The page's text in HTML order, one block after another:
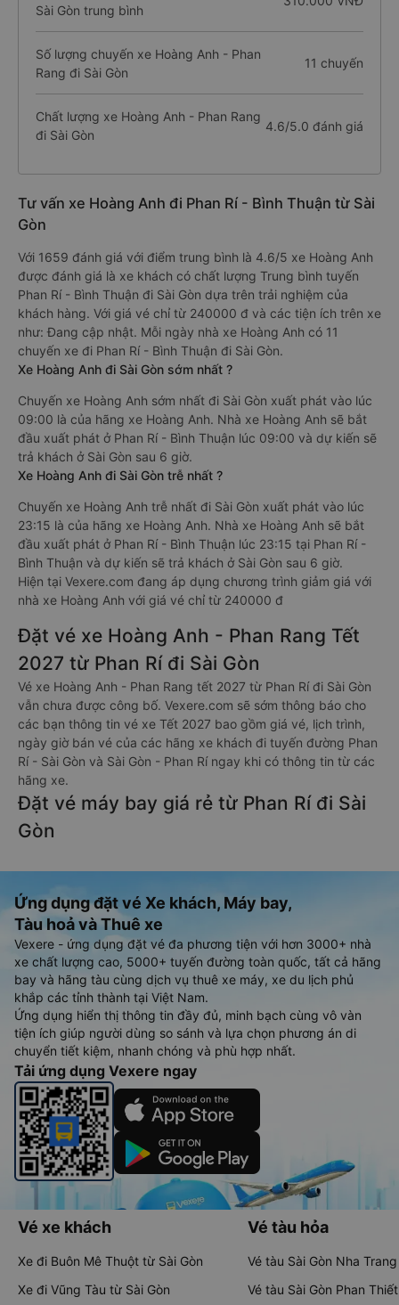
Sài Gòn trung bình
Số lượng chuyến xe Hoàng Anh - Phan
Rang đi Sài Gòn
11 chuyến
Chất lượng xe Hoàng Anh - Phan Rang
đi Sài Gòn
4.6/5.0 đánh giá
Tư vấn xe Hoàng Anh đi Phan Rí - Bình Thuận từ Sài
Gòn
Với 1659 đánh giá với điểm trung bình là 4.6/5 xe Hoàng Anh
được đánh giá là xe khách có chất lượng Trung bình tuyến
Phan Rí - Bình Thuận đi Sài Gòn dựa trên trải nghiệm của
khách hàng. Với giá vé chỉ từ 240000 đ và các tiện ích trên xe
như: Đang cập nhật. Mỗi ngày nhà xe Hoàng Anh có 11
chuyến xe đi Phan Rí - Bình Thuận đi Sài Gòn.
Xe Hoàng Anh đi Sài Gòn sớm nhất ?
Chuyến xe Hoàng Anh sớm nhất đi Sài Gòn xuất phát vào lúc
09:00 là của hãng xe Hoàng Anh. Nhà xe Hoàng Anh sẽ bắt
đầu xuất phát ở Phan Rí - Bình Thuận lúc 09:00 và dự kiến sẽ
trả khách ở Sài Gòn sau 6 giờ.
Xe Hoàng Anh đi Sài Gòn trễ nhất ?
Chuyến xe Hoàng Anh trễ nhất đi Sài Gòn xuất phát vào lúc
23:15 là của hãng xe Hoàng Anh. Nhà xe Hoàng Anh sẽ bắt
đầu xuất phát ở Phan Rí - Bình Thuận lúc 23:15 tại Phan Rí -
Bình Thuận và dự kiến sẽ trả khách ở Sài Gòn sau 6 giờ.
Hiện tại Vexere.com đang áp dụng chương trình giảm giá với
nhà xe Hoàng Anh với giá vé chỉ từ 240000 đ
Đặt vé xe Hoàng Anh - Phan Rang Tết
2027 từ Phan Rí đi Sài Gòn
Vé xe Hoàng Anh - Phan Rang tết 2027 từ Phan Rí đi Sài Gòn
vẫn chưa được công bố. Vexere.com sẽ sớm thông báo cho
các bạn thông tin vé xe Tết 2027 bao gồm giá vé, lịch trình,
ngày giờ bán vé của các hãng xe khách đi tuyến đường Phan
Rí - Sài Gòn và Sài Gòn - Phan Rí ngay khi có thông tin từ các
hãng xe.
Đặt vé máy bay giá rẻ từ Phan Rí đi Sài
Gòn
Ứng dụng đặt vé Xe khách, Máy bay,
Tàu hoả và Thuê xe
Vexere - ứng dụng đặt vé đa phương tiện với hơn 3000+ nhà
xe chất lượng cao, 5000+ tuyến đường toàn quốc, tất cả hãng
bay và hãng tàu cùng dịch vụ thuê xe máy, xe du lịch phủ
khắp các tỉnh thành tại Việt Nam.
Ứng dụng hiển thị thông tin đầy đủ, minh bạch cùng vô vàn
tiện ích giúp người dùng so sánh và lựa chọn phương án di
chuyển tiết kiệm, nhanh chóng và phù hợp nhất.
Tải ứng dụng Vexere ngay
Vé xe khách
Xe đi Buôn Mê Thuột từ Sài Gòn
Xe đi Vũng Tàu từ Sài Gòn
Vé tàu hỏa
Vé tàu Sài Gòn Nha Trang
Vé tàu Sài Gòn Phan Thiết